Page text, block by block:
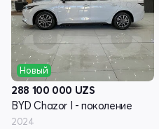
Новый
288 100 000 UZS
BYD Chazor I - поколение
2024